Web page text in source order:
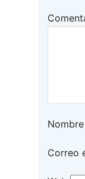
Nombre
Correo